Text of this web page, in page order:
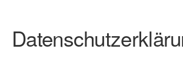
KONTAKT